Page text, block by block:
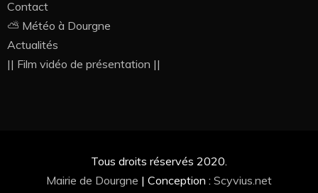
Contact
⛅ Météo à Dourgne
Actualités
|| Film vidéo de présentation ||
Tous droits réservés 2020.
Mairie de Dourgne | Conception : Scyvius.net